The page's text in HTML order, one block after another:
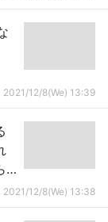
2021/12/8(We) 13:39
2021/12/8(We) 13:38